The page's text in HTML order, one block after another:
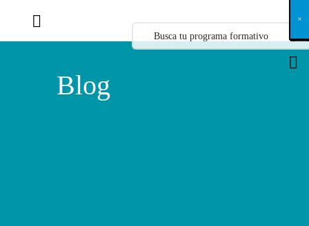
Blog
X
×
×
×
×
×
×
×
×
×
×
×
×
×
×
×
×
×
×
×
×
×
×
×
×
×
×
×
×
×
×
×
×
×
×
×
×
×
×
×
×
×
×
×
×
×
×
×
×
×
×
×
×
×
×
×
×
×
×
×
×
×
×
×
×
×
×
×
×
×
×
×
×
×
×
×
×
×
×
×
×
×
×
×
×
×
×
×
×
×
×
×
×
×
×
×
×
×
×
×
×
×
×
×
×
×
×
×
×
×
×
×
×
×
×
×
×
×
×
×
×
×
×
×
×
×
×
×
×
×
×
×
×
×
×
×
×
×
×
×
×
×
×
×
×
×
×
×
×
×
×
×
×
×
×
×
×
×
×
×
×
×
×
×
×
×
×
×
×
×
×
×
×
×
×
×
×
×
×
×
×
×
×
×
×
×
×
×
×
×
×
×
×
×
×
×
×
×
×
×
×
×
×
×
×
×
×
×
×
×
×
×
×
×
×
×
×